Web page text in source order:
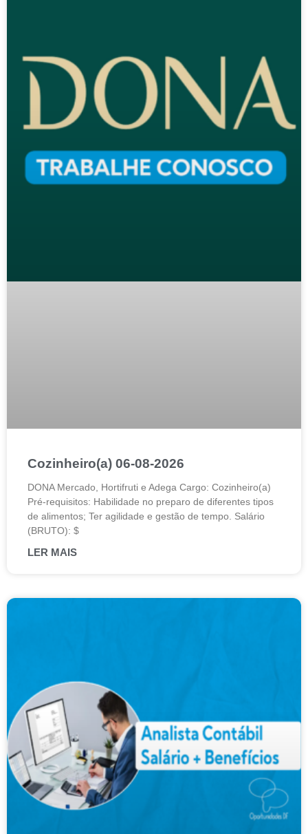
Cozinheiro(a) 06-08-2026
DONA Mercado, Hortifruti e Adega Cargo: Cozinheiro(a)
Pré-requisitos: Habilidade no preparo de diferentes tipos
de alimentos; Ter agilidade e gestão de tempo. Salário
(BRUTO): $
LER MAIS